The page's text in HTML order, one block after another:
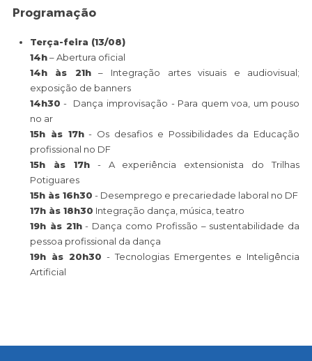
Programação
Terça-feira (13/08)
14h– Abertura oficial
14h às 21h– Integração artes visuais e audiovisual;
exposição de banners
14h30 - Dança improvisação - Para quem voa, um pouso
no ar
15h às 17h- Os desafios e Possibilidades da Educação
profissional no DF
15h às 17h- A experiência extensionista do Trilhas
Potiguares
15h às 16h30 - Desemprego e precariedade laboral no DF
17h às 18h30 Integração dança, música, teatro
19h às 21h- Dança como Profissão – sustentabilidade da
pessoa profissional da dança
19h às 20h30 - Tecnologias Emergentes e Inteligência
Artificial